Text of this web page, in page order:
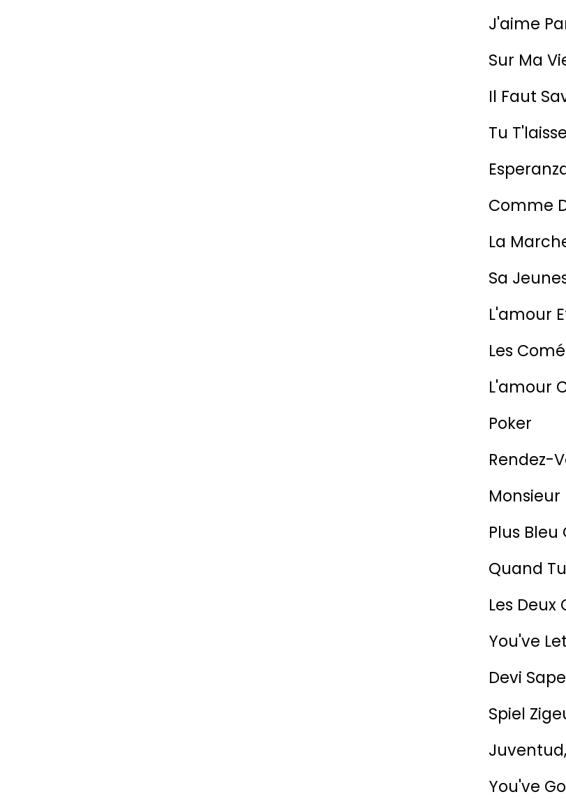
J'aime
Sur Ma
Il Faut
Tu
Comme
La
Sa
L'amour
Les
L'amour
Poker
Rendez-
Monsieur
Plus Bleu
Quand
Les Deux
You've
Devi
Spiel
You've